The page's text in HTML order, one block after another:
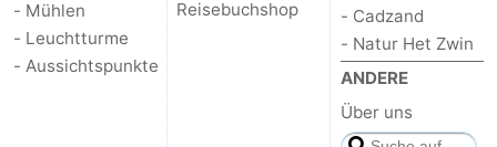
- Mühlen
- Leuchtturme
- Aussichtspunkte
Reisebuchshop
- Cadzand
- Natur Het Zwin
ANDERE
Über uns